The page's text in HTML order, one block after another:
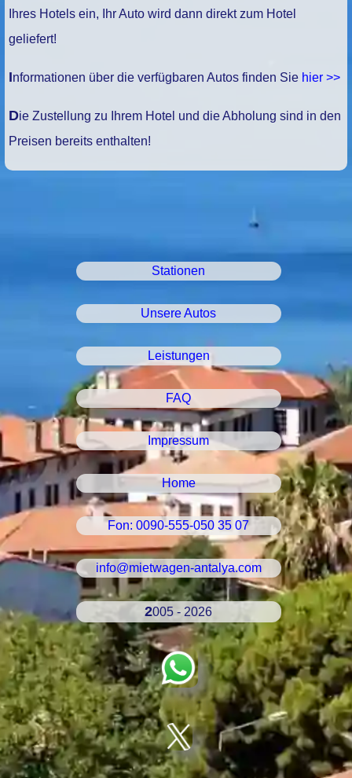
Ihres Hotels ein, Ihr Auto wird dann direkt zum Hotel
geliefert!
Informationen über die verfügbaren Autos finden Sie hier >>
Die Zustellung zu Ihrem Hotel und die Abholung sind in den
Preisen bereits enthalten!
Stationen
Unsere Autos
Leistungen
FAQ
Impressum
Home
Fon: 0090-555-050 35 07
info@mietwagen-antalya.com
2005 - 2026